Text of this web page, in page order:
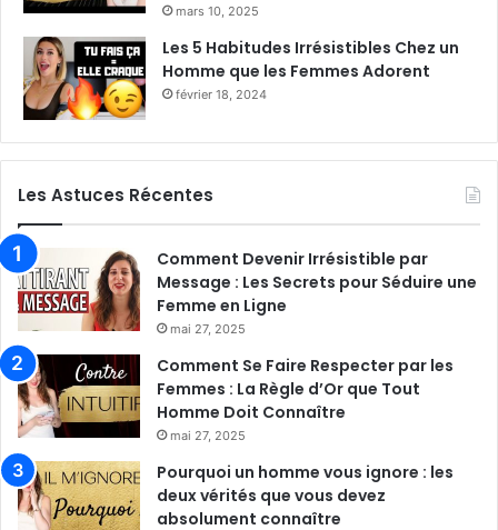
mars 10, 2025
Les 5 Habitudes Irrésistibles Chez un
Homme que les Femmes Adorent
février 18, 2024
Les Astuces Récentes
Comment Devenir Irrésistible par
Message : Les Secrets pour Séduire une
Femme en Ligne
mai 27, 2025
Comment Se Faire Respecter par les
Femmes : La Règle d’Or que Tout
Homme Doit Connaître
mai 27, 2025
Pourquoi un homme vous ignore : les
deux vérités que vous devez
absolument connaître